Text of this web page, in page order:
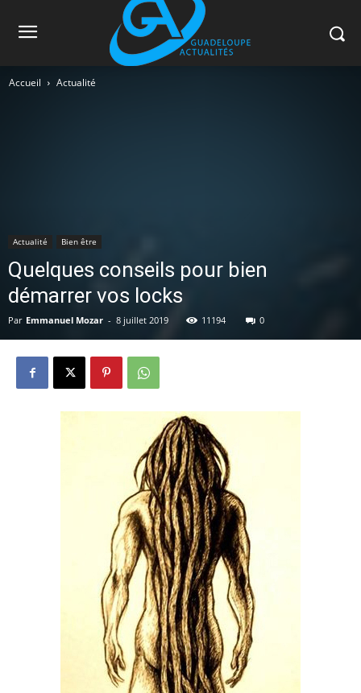
Accueil Actualité
Actualité Bien être
Quelques conseils pour bien
démarrer vos locks
Par Emmanuel Mozar - 8 juillet 2019 11194 0